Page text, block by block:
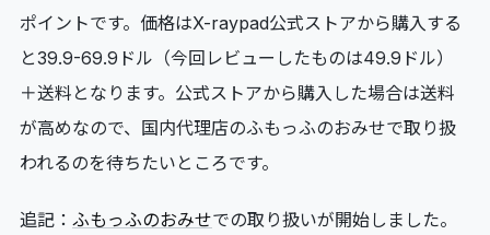
ポイントです。価格はX-raypad公式ストアから購入する
と39.9-69.9ドル（今回レビューしたものは49.9ドル）
＋送料となります。公式ストアから購入した場合は送料
が高めなので、国内代理店のふもっふのおみせで取り扱
われるのを待ちたいところです。
追記： ふもっふのおみせでの取り扱いが開始しました。